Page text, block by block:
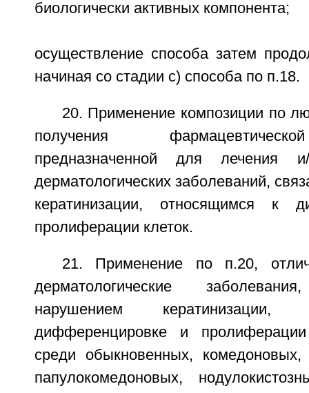
биологически активных компонента;
осуществление способа затем
начиная со стадии c) способа по п.18.
20. Применение композиции по
получения
предназначенной для лечения
дерматологических заболеваний,
кератинизации, относящимся к
пролиферации клеток.
21. Применение по п.20,
дерматологические
нарушением
дифференцировке и
среди обыкновенных, комедоновых,
папулокомедоновых,